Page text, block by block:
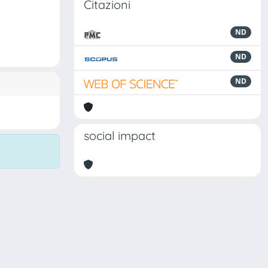
Citazioni
ND
ND
ND
social impact